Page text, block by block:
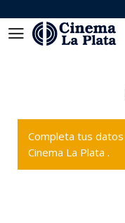
Completa tus
Cinema La Plata .